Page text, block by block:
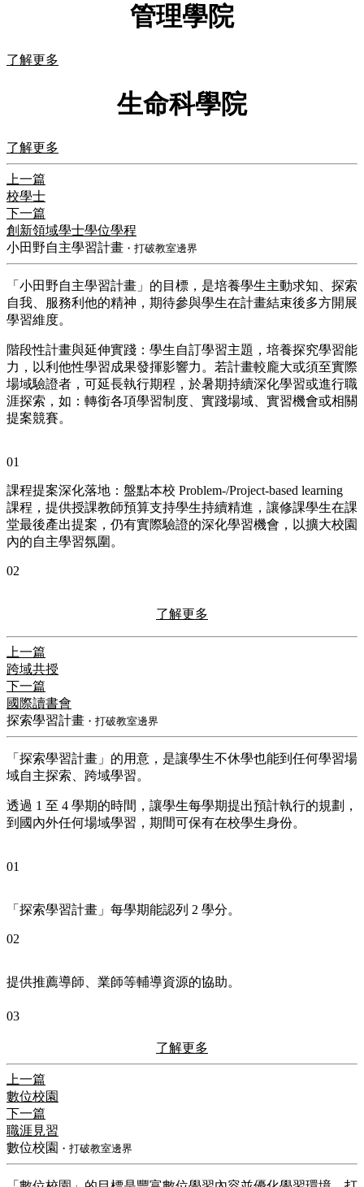
管理學院
了解更多
生命科學院
了解更多
上一篇
校學士
下一篇
創新領域學士學位學程
小田野自主學習計畫 ・打破教室邊界
「小田野自主學習計畫」的目標，是培養學生主動求知、探索
自我、服務利他的精神，期待參與學生在計畫結束後多方開展
學習維度。
階段性計畫與延伸實踐：學生自訂學習主題，培養探究學習能
力，以利他性學習成果發揮影響力。若計畫較龐大或須至實際
場域驗證者，可延長執行期程，於暑期持續深化學習或進行職
涯探索，如：轉銜各項學習制度、實踐場域、實習機會或相關
提案競賽。
01
課程提案深化落地：盤點本校 Problem-/Project-based learning
課程，提供授課教師預算支持學生持續精進，讓修課學生在課
堂最後產出提案，仍有實際驗證的深化學習機會，以擴大校園
內的自主學習氛圍。
02
了解更多
上一篇
跨域共授
下一篇
國際讀書會
探索學習計畫 ・打破教室邊界
「探索學習計畫」的用意，是讓學生不休學也能到任何學習場
域自主探索、跨域學習。
透過 1 至 4 學期的時間，讓學生每學期提出預計執行的規劃，
到國內外任何場域學習，期間可保有在校學生身份。
01
「探索學習計畫」每學期能認列 2 學分。
02
提供推薦導師、業師等輔導資源的協助。
03
了解更多
上一篇
數位校園
下一篇
職涯見習
數位校園 ・打破教室邊界